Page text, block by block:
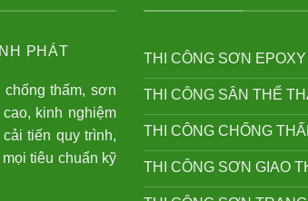
PHÁT
thấm, sơn
kinh nghiệm
tiến quy trình,
tiêu chuẩn kỹ
THI CÔNG SƠN EPOXY
THI CÔNG SÂN THỂ
THI CÔNG CHỐNG
THI CÔNG SƠN GIAO